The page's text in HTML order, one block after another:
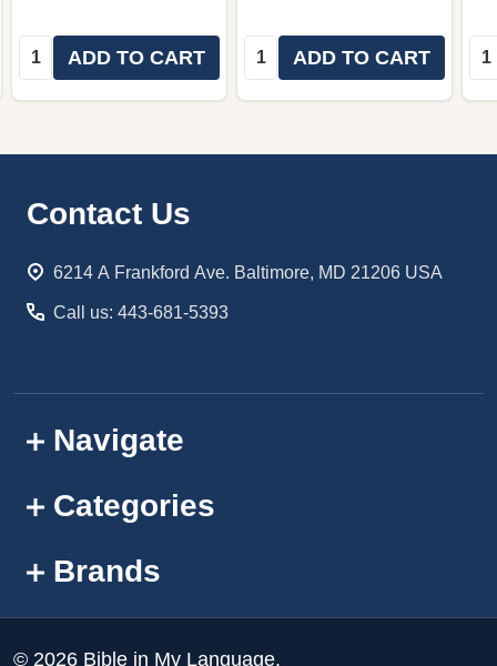
Quantity:ADD TO CART Quantity:ADD TO CART
Footer
Contact Us
6214 A Frankford Ave. Baltimore, MD 21206 USA
Call us: 443-681-5393
Navigate
Categories
Brands
© 2026 Bible in My Language.